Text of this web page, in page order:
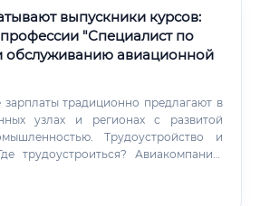
выпускники курсов:
"Специалист по
обслуживанию авиационной
традиционно предлагают в
узлах и регионах с развитой
Трудоустройство и
трудоустроиться? Авиакомпании: